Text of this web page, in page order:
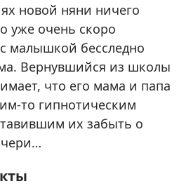
новой няни ничего
уже очень скоро
малышкой бесследно
Вернувшийся из школы
что его мама и папа
то гипнотическим
их забыть о